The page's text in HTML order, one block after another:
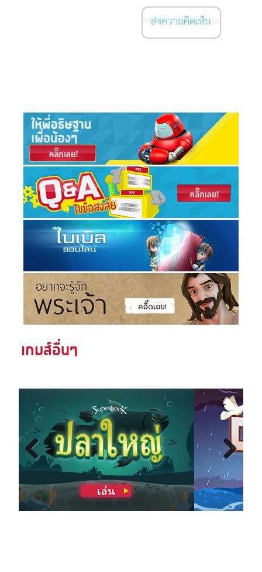
เกมส์อื่นๆ
Previous Next